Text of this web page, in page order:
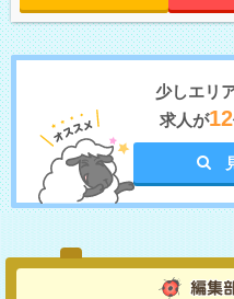
少しエリ
求人が12